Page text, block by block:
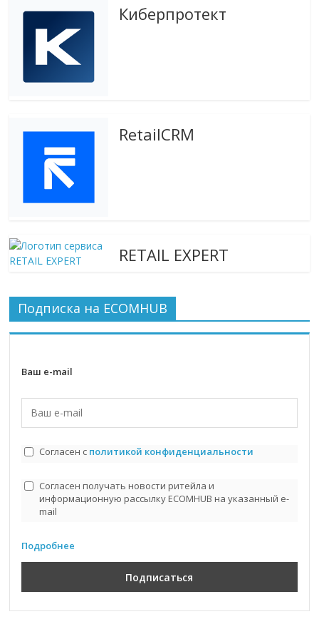
эти
изменения
читателем.
Киберпротект
RetailCRM
RETAIL EXPERT
Подписка на ECOMHUB
Ваш e-mail
Согласен с политикой конфиденциальности
Согласен получать новости ритейла и
информационную рассылку ECOMHUB на указанный e-
mail
Подробнее